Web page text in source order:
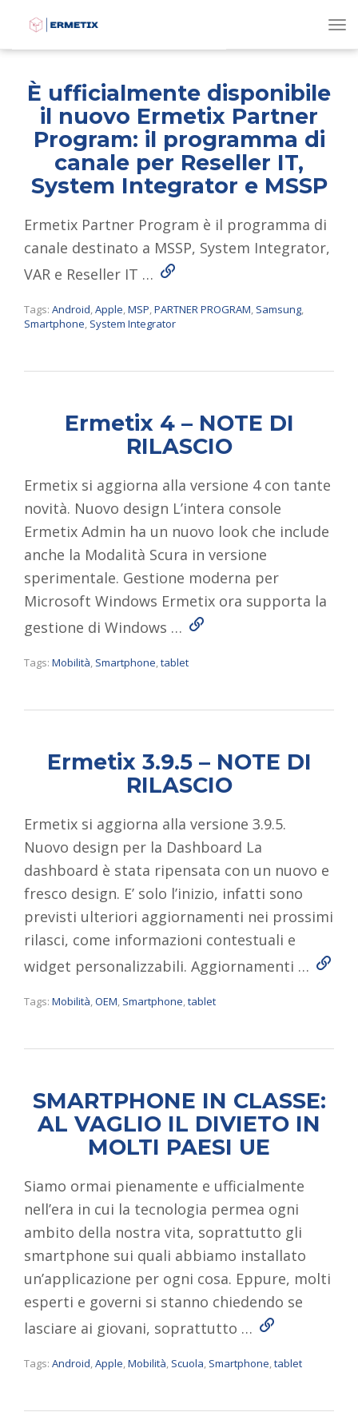
È ufficialmente disponibile
il nuovo Ermetix Partner
Program: il programma di
canale per Reseller IT,
System Integrator e MSSP
Ermetix Partner Program è il programma di
canale destinato a MSSP, System Integrator,
VAR e Reseller IT … Read More
Tags: Android,Apple,MSP,PARTNER PROGRAM, Samsung,
Smartphone, System Integrator
Ermetix 4 – NOTE DI
RILASCIO
Ermetix si aggiorna alla versione 4 con tante
novità. Nuovo design L’intera console
Ermetix Admin ha un nuovo look che include
anche la Modalità Scura in versione
sperimentale. Gestione moderna per
Microsoft Windows Ermetix ora supporta la
gestione di Windows … Read More
Tags: Mobilità, Smartphone,tablet
Ermetix 3.9.5 – NOTE DI
RILASCIO
Ermetix si aggiorna alla versione 3.9.5.
Nuovo design per la Dashboard La
dashboard è stata ripensata con un nuovo e
fresco design. E’ solo l’inizio, infatti sono
previsti ulteriori aggiornamenti nei prossimi
rilasci, come informazioni contestuali e
widget personalizzabili. Aggiornamenti … Read
Tags: Mobilità,OEM, Smartphone,tablet
SMARTPHONE IN CLASSE:
AL VAGLIO IL DIVIETO IN
MOLTI PAESI UE
Siamo ormai pienamente e ufficialmente
nell’era in cui la tecnologia permea ogni
ambito della nostra vita, soprattutto gli
smartphone sui quali abbiamo installato
un’applicazione per ogni cosa. Eppure, molti
esperti e governi si stanno chiedendo se
lasciare ai giovani, soprattutto … Read More
Tags: Android,Apple,Mobilità, Scuola, Smartphone,tablet